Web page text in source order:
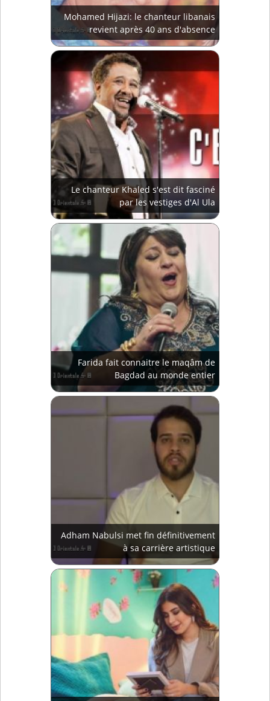
Mohamed Hijazi: le chanteur libanais
revient après 40 ans d'absence
Le chanteur Khaled s'est dit fasciné
par les vestiges d'Al Ula
Farida fait connaitre le maqâm de
Bagdad au monde entier
Adham Nabulsi met fin définitivement
à sa carrière artistique